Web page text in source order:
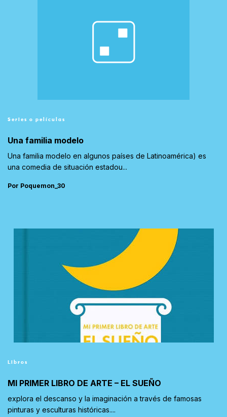
Series o películas
Una familia modelo
Una familia modelo en algunos países de Latinoamérica) es
una comedia de situación estadou...
Por Poquemon_30
Libros
MI PRIMER LIBRO DE ARTE – EL SUEÑO
explora el descanso y la imaginación a través de famosas
pinturas y esculturas históricas....